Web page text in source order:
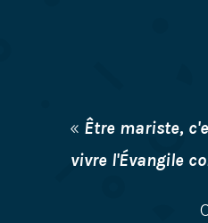
« Être mariste,
vivre l'Évangile